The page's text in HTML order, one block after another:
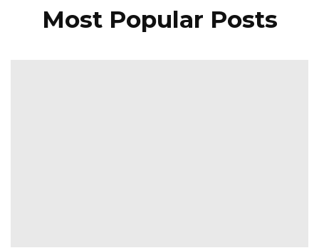
Most Popular Posts